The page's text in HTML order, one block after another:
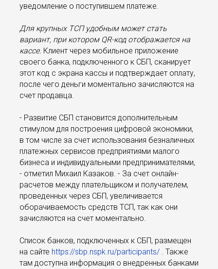
уведомление о поступившем платеже.
Для крупных ТСП удобным может стать
вариант, при котором QR-код отображается на
кассе. Клиент через мобильное приложение
своего банка, подключенного к СБП, сканирует
этот код с экрана кассы и подтверждает оплату,
после чего деньги моментально зачисляются на
счет продавца.
- Развитие СБП становится дополнительным
стимулом для построения цифровой экономики,
в том числе за счет использования безналичных
платежных сервисов предприятиями малого
бизнеса и индивидуальными предпринимателями,
- отметил Михаил Казаков. - За счет онлайн-
расчетов между плательщиком и получателем,
проведенных через СБП, увеличивается
оборачиваемость средств ТСП, так как они
зачисляются на счет моментально.
Список банков, подключенных к СБП, размещен
на сайте https://sbp.nspk.ru/participants/ . Также
там доступна информация о внедренных банками